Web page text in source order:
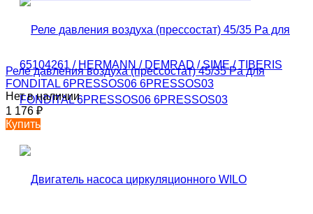
Реле давления воздуха (прессостат) 45/35 Pa для
FONDITAL 6PRESSOS06 6PRESSOS03
Нет в наличии
1 176 ₽
Купить